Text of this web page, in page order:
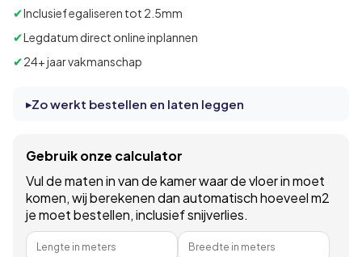
✔Inclusief egaliseren tot 2.5mm
✔Legdatum direct online inplannen
✔24+ jaar vakmanschap
Zo werkt bestellen en laten leggen
Gebruik onze calculator
Vul de maten in van de kamer waar de vloer in moet
komen, wij berekenen dan automatisch hoeveel m2
je moet bestellen, inclusief snijverlies.
Lengte in meters Breedte in meters